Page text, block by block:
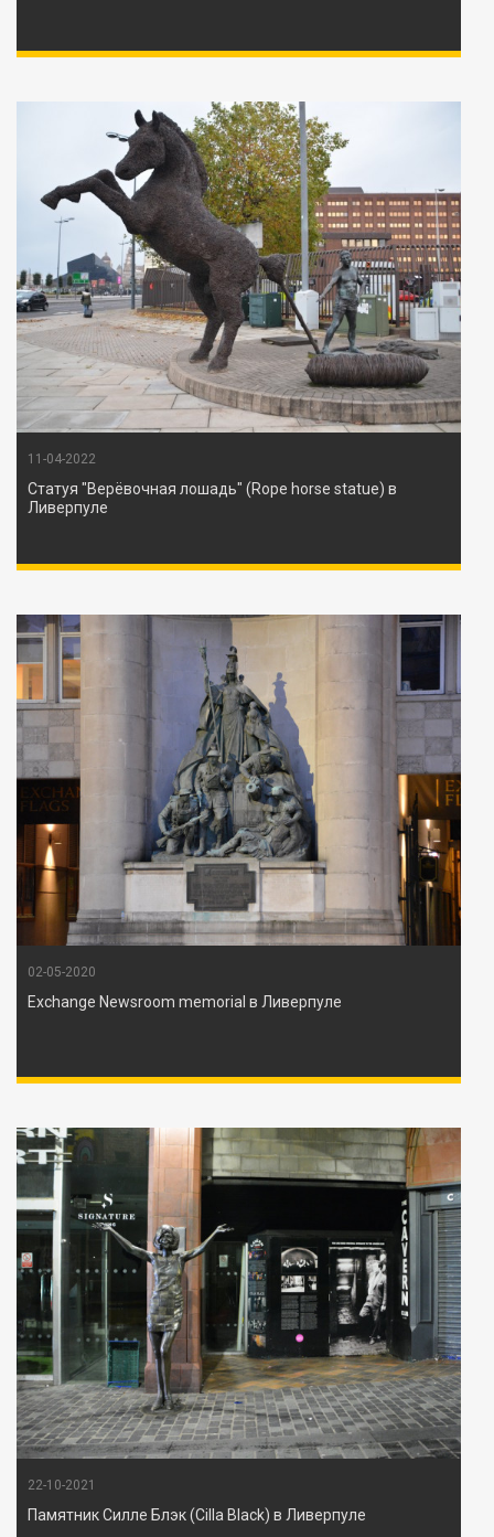
11-04-2022
Статуя "Верёвочная лошадь" (Rope horse statue) в
Ливерпуле
02-05-2020
Exchange Newsroom memorial в Ливерпуле
22-10-2021
Памятник Силле Блэк (Cilla Black) в Ливерпуле